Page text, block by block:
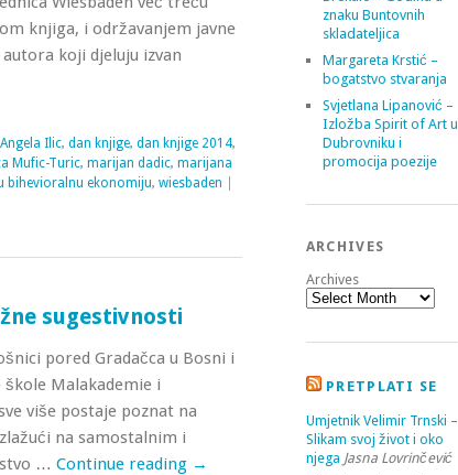
knjiga, i održavanjem javne
koji djeluju izvan
Angela Ilic, dan knjige, dan knjige 2014,
Mufic-Turic, marijan dadic, marijana
bihevioralnu ekonomiju, wiesbaden
sugestivnosti
pored Gradačca u Bosni i
Malakademie i
više postaje poznat na
na samostalnim i
… Continue reading →
znaku Buntovnih
skladateljica
Margareta Krstić –
bogatstvo stvaranja
Svjetlana Lipanović –
Izložba Spirit of Art u
Dubrovniku i
promocija poezije
ARCHIVES
Archives
PRETPLATI SE
Umjetnik Velimir Trnski –
Slikam svoj život i oko
njega Jasna Lovrinčević